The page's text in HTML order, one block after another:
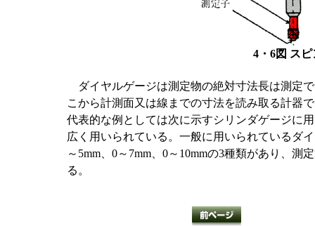
4・6図 ス
ダイヤルゲージは測定物の絶対寸法長は測定
こから計測面又は線までの寸法を読み取る計器
代表的な例としては次に示すシリンダゲージに
広く用いられている。一般に用いられているダ
～5mm、0～7mm、0～10mmの3種類があり、
る。